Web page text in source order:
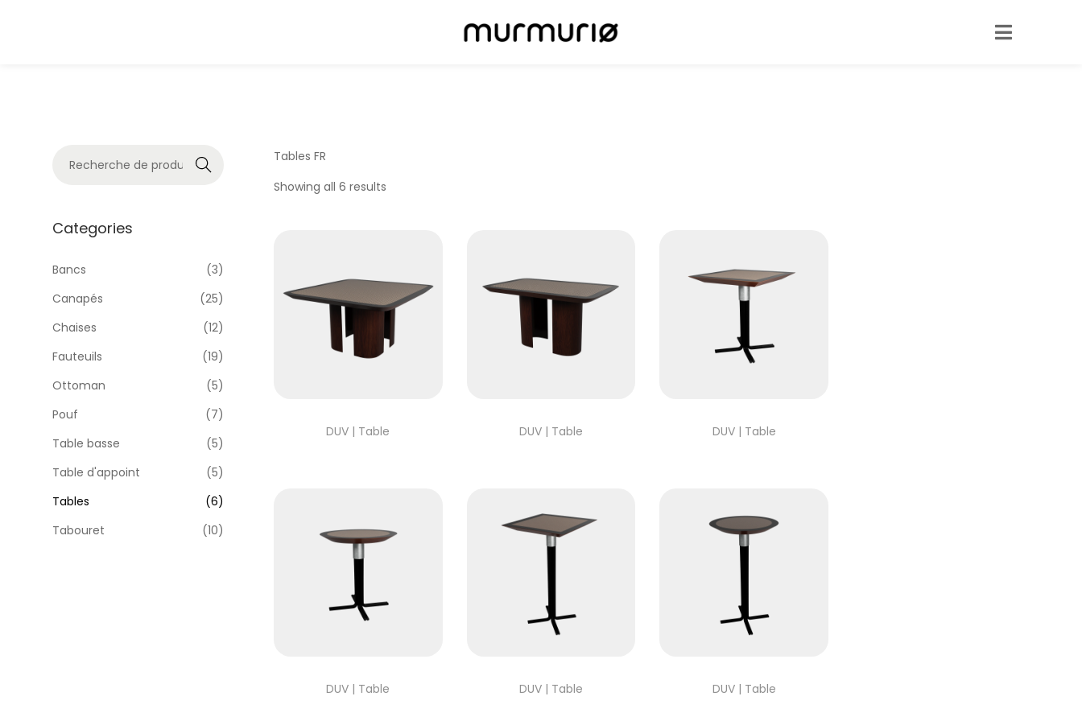
Tables FR
Showing all 6 results
DUV | Table DUV | Table DUV | Table
DUV | Table DUV | Table DUV | Table
Recher
Categories
Bancs
(3)
Canapés
(25)
Chaises
(12)
Fauteuils
(19)
Ottoman
(5)
Pouf
(7)
Table basse
(5)
Table d'appoint
(5)
Tables
(6)
Tabouret
(10)